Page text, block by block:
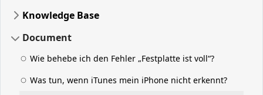
Knowledge Base
Document
Wie behebe ich den Fehler „Festplatte ist voll“?
Was tun, wenn iTunes mein iPhone nicht erkennt?